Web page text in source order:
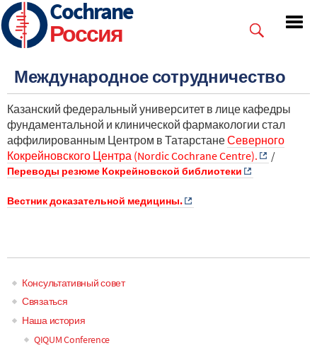
Skip
to
main
Cochrane
Россия
Международное сотрудничество
Казанский федеральный университет в лице кафедры
фундаментальной и клинической фармакологии стал
аффилированным Центром в ТатарстанеСеверного
Кокрейновского Центра (Nordic Cochrane Centre).
/
Переводы резюме Кокрейновской библиотеки
Вестник доказательной медицины.
Main
navigation
Консультативный совет
Связаться
Наша история
QIQUM Conference